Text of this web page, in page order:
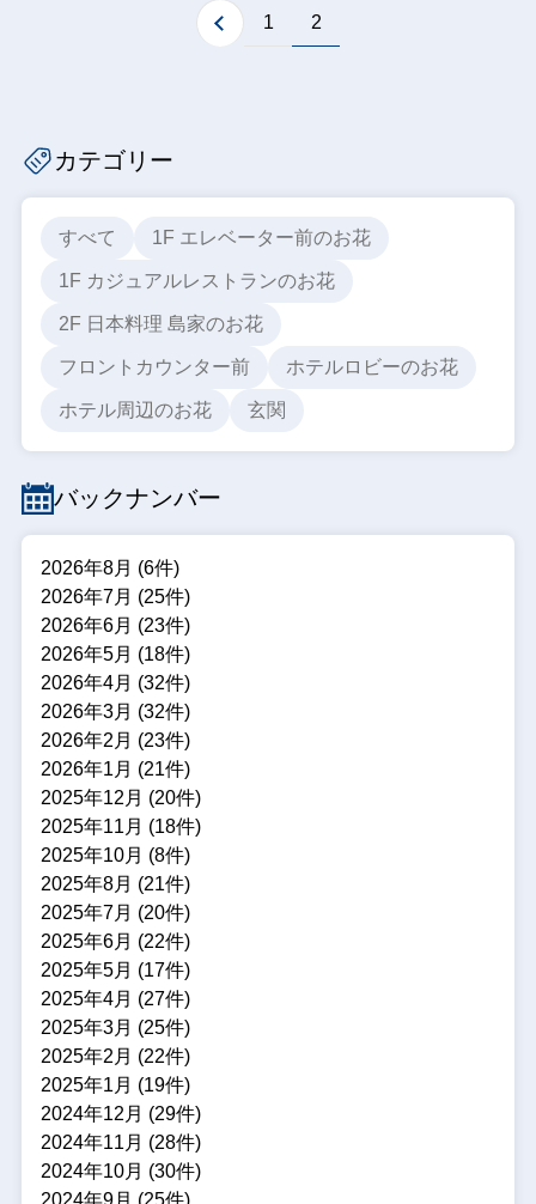
1 2
カテゴリー
すべて 1F エレベーター前のお花
1F カジュアルレストランのお花
2F 日本料理 島家のお花
フロントカウンター前 ホテルロビーのお花
ホテル周辺のお花 玄関
バックナンバー
2026年8月 (6件)
2026年7月 (25件)
2026年6月 (23件)
2026年5月 (18件)
2026年4月 (32件)
2026年3月 (32件)
2026年2月 (23件)
2026年1月 (21件)
2025年12月 (20件)
2025年11月 (18件)
2025年10月 (8件)
2025年8月 (21件)
2025年7月 (20件)
2025年6月 (22件)
2025年5月 (17件)
2025年4月 (27件)
2025年3月 (25件)
2025年2月 (22件)
2025年1月 (19件)
2024年12月 (29件)
2024年11月 (28件)
2024年10月 (30件)
2024年9月 (25件)